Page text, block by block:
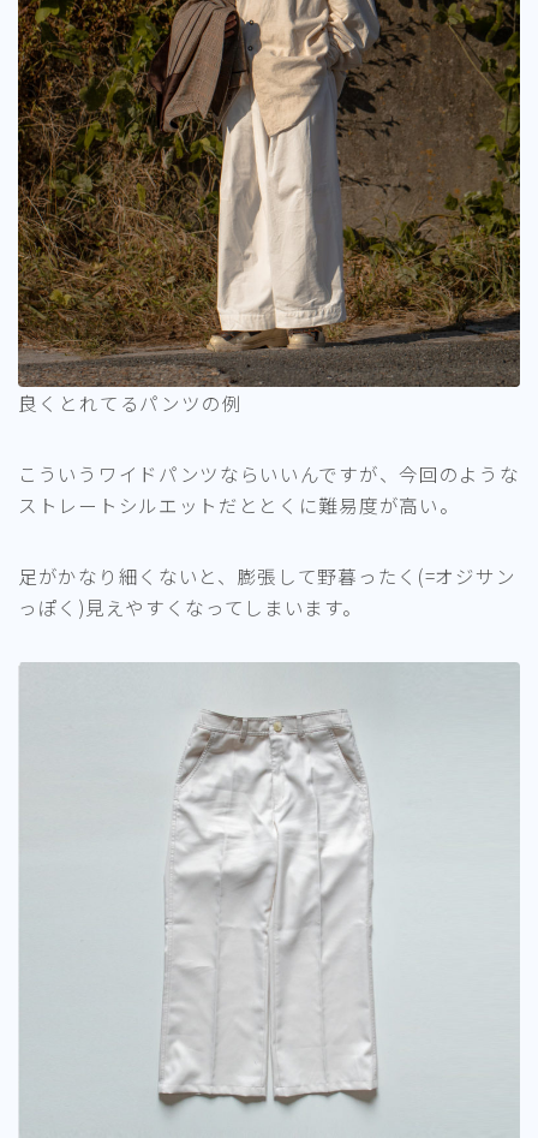
良くとれてるパンツの例
こういうワイドパンツならいいんですが、今回のような
ストレートシルエットだととくに難易度が高い。
足がかなり細くないと、膨張して野暮ったく(=オジサン
っぽく)見えやすくなってしまいます。